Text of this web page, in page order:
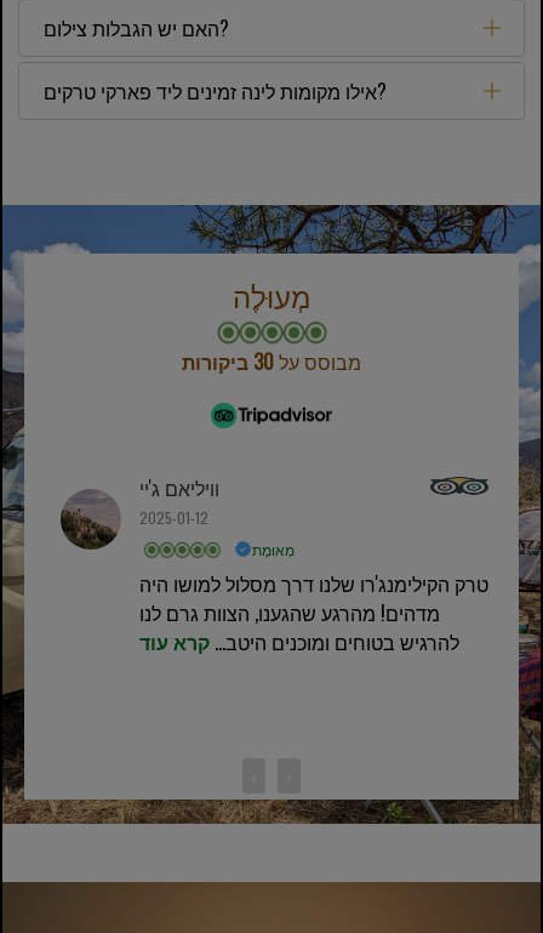
האם יש הגבלות צילום?
אילו מקומות לינה זמינים ליד פארקי טרקים?
מְעוּלֶה
מבוסס על30 ביקורות
וויליאם ג'יי
2025-01-12
מְאוּמָת
טרק הקילימנג'רו שלנו דרך מסלול למושו היה
מדהים! מהרגע שהגענו, הצוות גרם לנו
להרגיש בטוחים ומוכנים היטב... קרא עוד